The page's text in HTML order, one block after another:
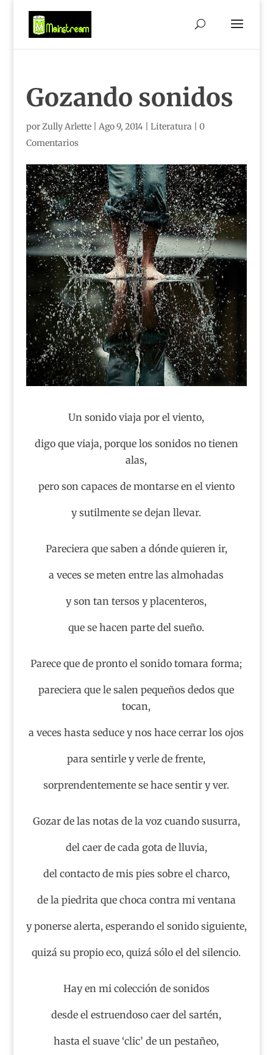
Gozando sonidos
porZully Arlette| Ago 9, 2014| Literatura
0
Comentarios
Un sonido viaja por el viento,
digo que viaja, porque los sonidos no tienen
alas,
pero son capaces de montarse en el viento
y sutilmente se dejan llevar.
Pareciera que saben a dónde quieren ir,
a veces se meten entre las almohadas
y son tan tersos y placenteros,
que se hacen parte del sueño.
Parece que de pronto el sonido tomara forma;
pareciera que le salen pequeños dedos que
tocan,
a veces hasta seduce y nos hace cerrar los ojos
para sentirle y verle de frente,
sorprendentemente se hace sentir y ver.
Gozar de las notas de la voz cuando susurra,
del caer de cada gota de lluvia,
del contacto de mis pies sobre el charco,
de la piedrita que choca contra mi ventana
y ponerse alerta, esperando el sonido siguiente,
quizá su propio eco, quizá sólo el del silencio.
Hay en mi colección de sonidos
desde el estruendoso caer del sartén,
hasta el suave ‘clic’ de un pestañeo,